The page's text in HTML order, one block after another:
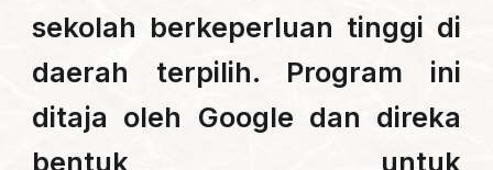
sekolah berkeperluan tinggi di
daerah terpilih. Program ini
ditaja oleh Google dan direka
bentuk untuk